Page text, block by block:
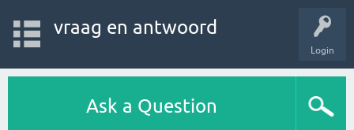
Login
vraag en antwoord
Ask a Question